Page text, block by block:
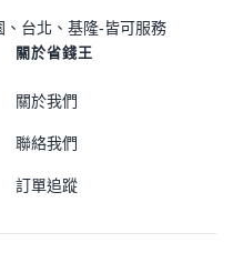
台北、基隆-皆可服務
關於省錢王
關於我們
聯絡我們
訂單追蹤